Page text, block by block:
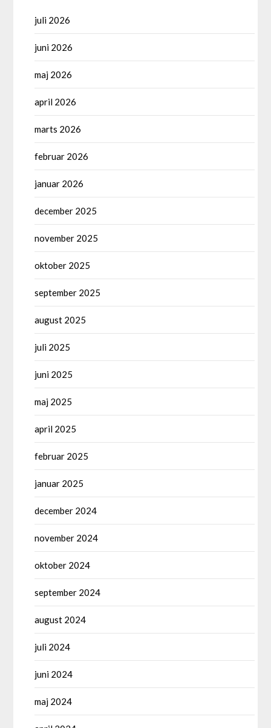
juli 2026
juni 2026
maj 2026
april 2026
marts 2026
februar 2026
januar 2026
december 2025
november 2025
oktober 2025
september 2025
august 2025
juli 2025
juni 2025
maj 2025
april 2025
februar 2025
januar 2025
december 2024
november 2024
oktober 2024
september 2024
august 2024
juli 2024
juni 2024
maj 2024